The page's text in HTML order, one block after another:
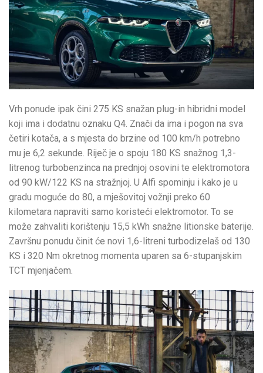
Vrh ponude ipak čini 275 KS snažan plug-in hibridni model
koji ima i dodatnu oznaku Q4. Znači da ima i pogon na sva
četiri kotača, a s mjesta do brzine od 100 km/h potrebno
mu je 6,2 sekunde. Riječ je o spoju 180 KS snažnog 1,3-
litrenog turbobenzinca na prednjoj osovini te elektromotora
od 90 kW/122 KS na stražnjoj. U Alfi spominju i kako je u
gradu moguće do 80, a mješovitoj vožnji preko 60
kilometara napraviti samo koristeći elektromotor. To se
može zahvaliti korištenju 15,5 kWh snažne litionske baterije.
Završnu ponudu činit će novi 1,6-litreni turbodizelaš od 130
KS i 320 Nm okretnog momenta uparen sa 6-stupanjskim
TCT mjenjačem.